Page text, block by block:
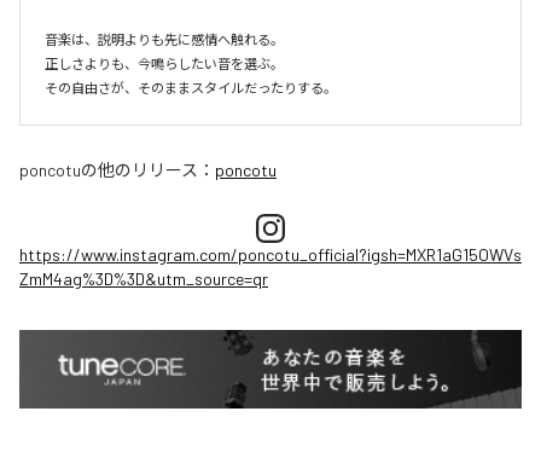
音楽は、説明よりも先に感情へ触れる。
正しさよりも、今鳴らしたい音を選ぶ。
その自由さが、そのままスタイルだったりする。
poncotuの他のリリース： poncotu
https://www.instagram.com/poncotu_official?igsh=MXR1aG15OWVs
ZmM4ag%3D%3D&utm_source=qr